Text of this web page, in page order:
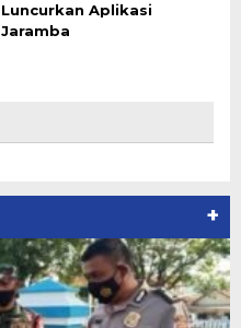
Luncurkan Aplikasi
Jaramba
+